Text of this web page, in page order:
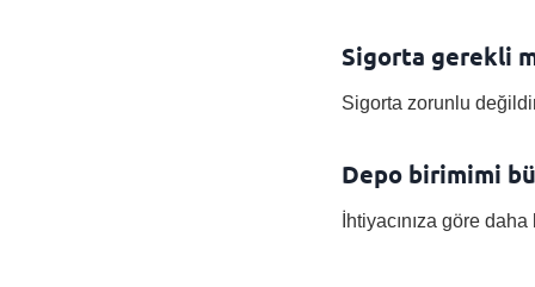
Sigorta gerekli
Sigorta zorunlu
Depo birimimi
İhtiyacınıza göre